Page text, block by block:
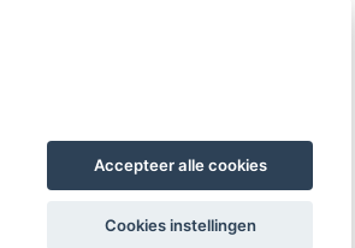
Accepteer alle cookies
Cookies instellingen